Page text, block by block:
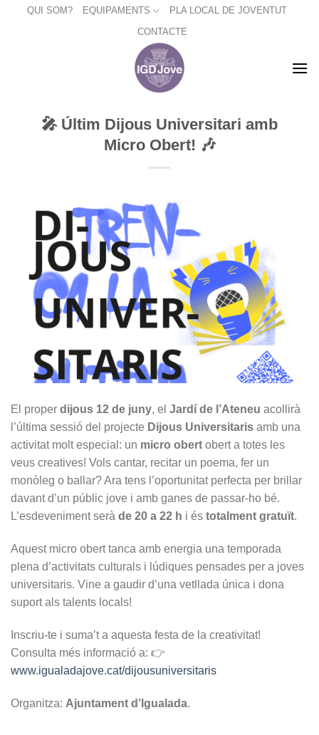
QUI SOM? EQUIPAMENTS
PLA LOCAL DE JOVENTUT
CONTACTE
🎤 Últim Dijous Universitari amb
Micro Obert! 🎶
El proper dijous 12 de juny, el Jardí de l’Ateneu acollirà
l’última sessió del projecte Dijous Universitaris amb una
activitat molt especial: un micro obert obert a totes les
veus creatives! Vols cantar, recitar un poema, fer un
monòleg o ballar? Ara tens l’oportunitat perfecta per brillar
davant d’un públic jove i amb ganes de passar-ho bé.
L’esdeveniment serà de 20 a 22 h i és totalment gratuït.
Aquest micro obert tanca amb energia una temporada
plena d’activitats culturals i lúdiques pensades per a joves
universitaris. Vine a gaudir d’una vetllada única i dona
suport als talents locals!
Inscriu-te i suma’t a aquesta festa de la creativitat!
Consulta més informació a: 👉
www.igualadajove.cat/dijousuniversitaris
Organitza: Ajuntament d’Igualada.